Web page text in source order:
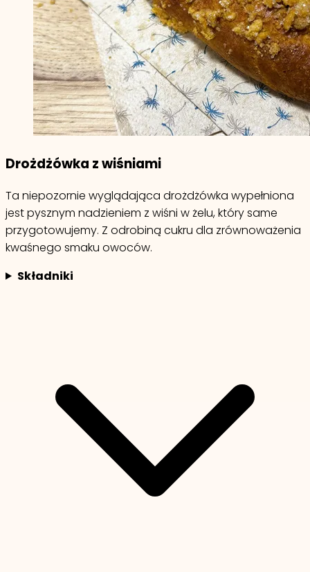
Drożdżówka z wiśniami
Ta niepozornie wyglądająca drożdżówka wypełniona
jest pysznym nadzieniem z wiśni w żelu, który same
przygotowujemy. Z odrobiną cukru dla zrównoważenia
kwaśnego smaku owoców.
Składniki